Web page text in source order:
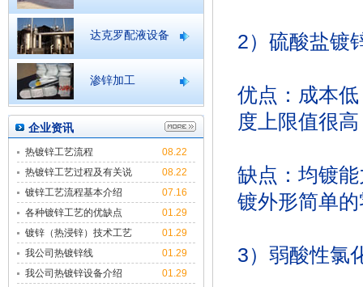
达克罗配液设备
渗锌加工
企业资讯
08.22
热镀锌工艺流程
08.22
热镀锌工艺过程及有关说
明
07.16
镀锌工艺流程基本介绍
01.29
各种镀锌工艺的优缺点
01.29
镀锌（热浸锌）技术工艺
简介
01.29
我公司热镀锌线
01.29
我公司热镀锌设备介绍
2）硫酸盐
优点：成本
度上限值很
缺点：均镀
镀外形简单
3）弱酸性